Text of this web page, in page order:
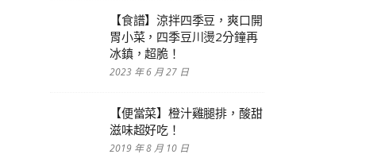
【食譜】涼拌四季豆，爽口開
胃小菜，四季豆川燙2分鐘再
冰鎮，超脆！
2023 年 6 月 27 日
【便當菜】橙汁雞腿排，酸甜
滋味超好吃！
2019 年 8 月 10 日